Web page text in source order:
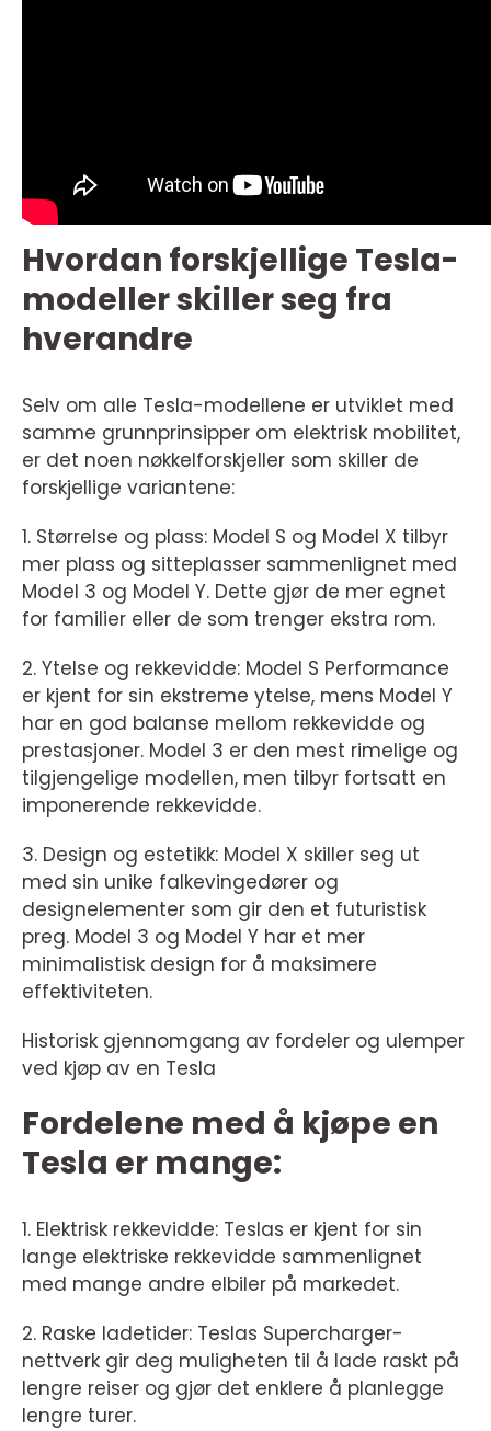
Hvordan forskjellige Tesla-
modeller skiller seg fra
hverandre
Selv om alle Tesla-modellene er utviklet med
samme grunnprinsipper om elektrisk mobilitet,
er det noen nøkkelforskjeller som skiller de
forskjellige variantene:
1. Størrelse og plass: Model S og Model X tilbyr
mer plass og sitteplasser sammenlignet med
Model 3 og Model Y. Dette gjør de mer egnet
for familier eller de som trenger ekstra rom.
2. Ytelse og rekkevidde: Model S Performance
er kjent for sin ekstreme ytelse, mens Model Y
har en god balanse mellom rekkevidde og
prestasjoner. Model 3 er den mest rimelige og
tilgjengelige modellen, men tilbyr fortsatt en
imponerende rekkevidde.
3. Design og estetikk: Model X skiller seg ut
med sin unike falkevingedører og
designelementer som gir den et futuristisk
preg. Model 3 og Model Y har et mer
minimalistisk design for å maksimere
effektiviteten.
Historisk gjennomgang av fordeler og ulemper
ved kjøp av en Tesla
Fordelene med å kjøpe en
Tesla er mange:
1. Elektrisk rekkevidde: Teslas er kjent for sin
lange elektriske rekkevidde sammenlignet
med mange andre elbiler på markedet.
2. Raske ladetider: Teslas Supercharger-
nettverk gir deg muligheten til å lade raskt på
lengre reiser og gjør det enklere å planlegge
lengre turer.